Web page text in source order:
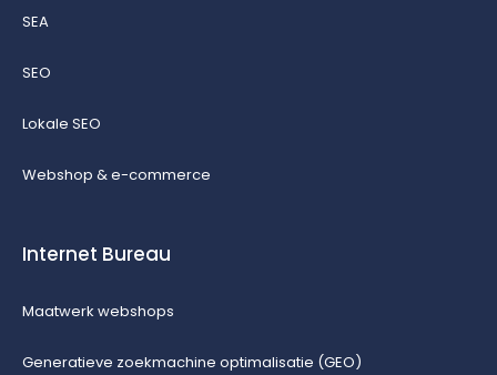
SEA
SEO
Lokale SEO
Webshop & e-commerce
Internet Bureau
Maatwerk webshops
Generatieve zoekmachine optimalisatie (GEO)